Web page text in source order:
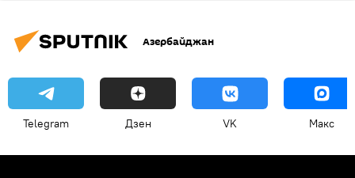
Азербайджан
Telegram Дзен VK Макс